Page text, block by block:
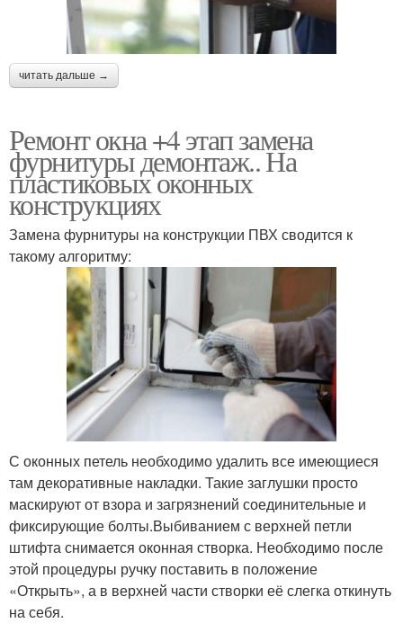
читать дальше →
Ремонт окна +4 этап замена
фурнитуры демонтаж.. На
пластиковых оконных
конструкциях
Замена фурнитуры на конструкции ПВХ сводится к
такому алгоритму:
С оконных петель необходимо удалить все имеющиеся
там декоративные накладки. Такие заглушки просто
маскируют от взора и загрязнений соединительные и
фиксирующие болты.Выбиванием с верхней петли
штифта снимается оконная створка. Необходимо после
этой процедуры ручку поставить в положение
«Открыть», а в верхней части створки её слегка откинуть
на себя.